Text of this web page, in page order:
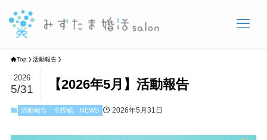
Top 活動報告
【2026年5月】活動報告
2026
5/31
活動報告 全投稿 NEWS 2026年5月31日